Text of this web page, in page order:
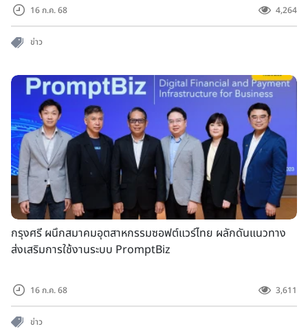
16 ก.ค. 68 4,264
ข่าว
กรุงศรี ผนึกสมาคมอุตสาหกรรมซอฟต์แวร์ไทย ผลักดันแนวทาง
ส่งเสริมการใช้งานระบบ PromptBiz
16 ก.ค. 68 3,611
ข่าว